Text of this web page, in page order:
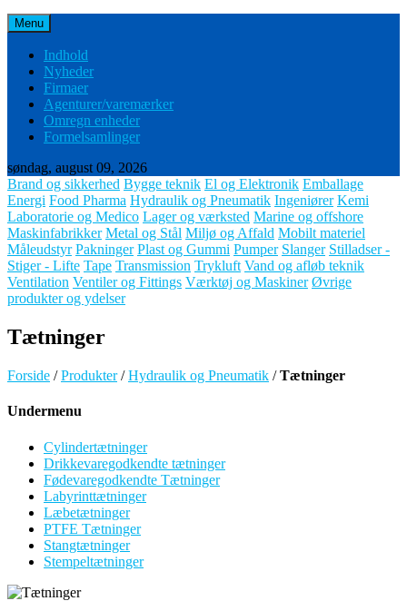
Menu
Indhold
Nyheder
Firmaer
Agenturer/varemærker
Omregn enheder
Formelsamlinger
søndag, august 09, 2026
Brand og sikkerhed Bygge teknik El og Elektronik Emballage
Energi Food Pharma Hydraulik og Pneumatik Ingeniører Kemi
Laboratorie og Medico Lager og værksted Marine og offshore
Maskinfabrikker Metal og Stål Miljø og Affald Mobilt materiel
Måleudstyr Pakninger Plast og Gummi Pumper Slanger Stilladser -
Stiger - Lifte Tape Transmission Trykluft Vand og afløb teknik
Ventilation Ventiler og Fittings Værktøj og Maskiner Øvrige
produkter og ydelser
Tætninger
Forside /Produkter/Hydraulik og Pneumatik /Tætninger
Undermenu
Cylindertætninger
Drikkevaregodkendte tætninger
Fødevaregodkendte Tætninger
Labyrinttætninger
Læbetætninger
PTFE Tætninger
Stangtætninger
Stempeltætninger